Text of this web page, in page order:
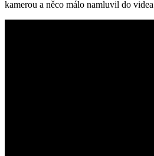
kamerou a něco málo namluvil do videa